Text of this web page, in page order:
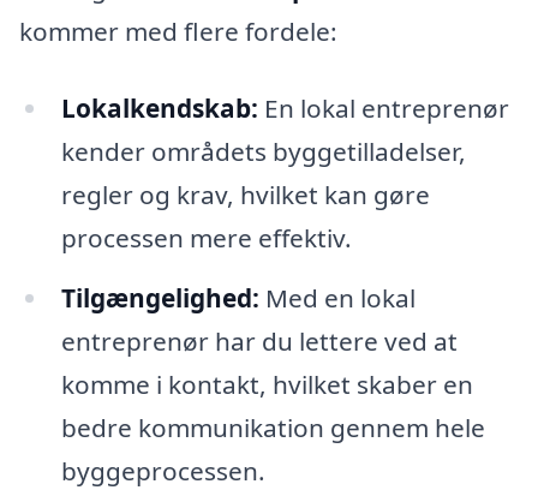
kommer med flere fordele:
Lokalkendskab: En lokal entreprenør
kender områdets byggetilladelser,
regler og krav, hvilket kan gøre
processen mere effektiv.
Tilgængelighed: Med en lokal
entreprenør har du lettere ved at
komme i kontakt, hvilket skaber en
bedre kommunikation gennem hele
byggeprocessen.